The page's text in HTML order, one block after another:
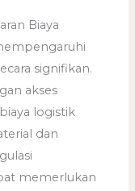
Biaya
signifikan.
akses
logistik
dan
memerlukan